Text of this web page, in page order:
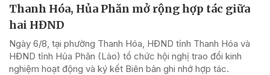
Thanh Hóa, Hủa Phăn mở rộng hợp tác giữa
hai HĐND
Ngày 6/8, tại phường Thanh Hóa, HĐND tỉnh Thanh Hóa và
HĐND tỉnh Hủa Phăn (Lào) tổ chức hội nghị trao đổi kinh
nghiệm hoạt động và ký kết Biên bản ghi nhớ hợp tác.